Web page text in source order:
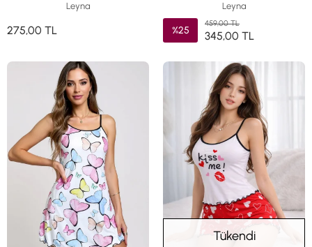
Leyna
275,00 TL
Leyna
%25
459,00 TL
345,00 TL
Tükendi